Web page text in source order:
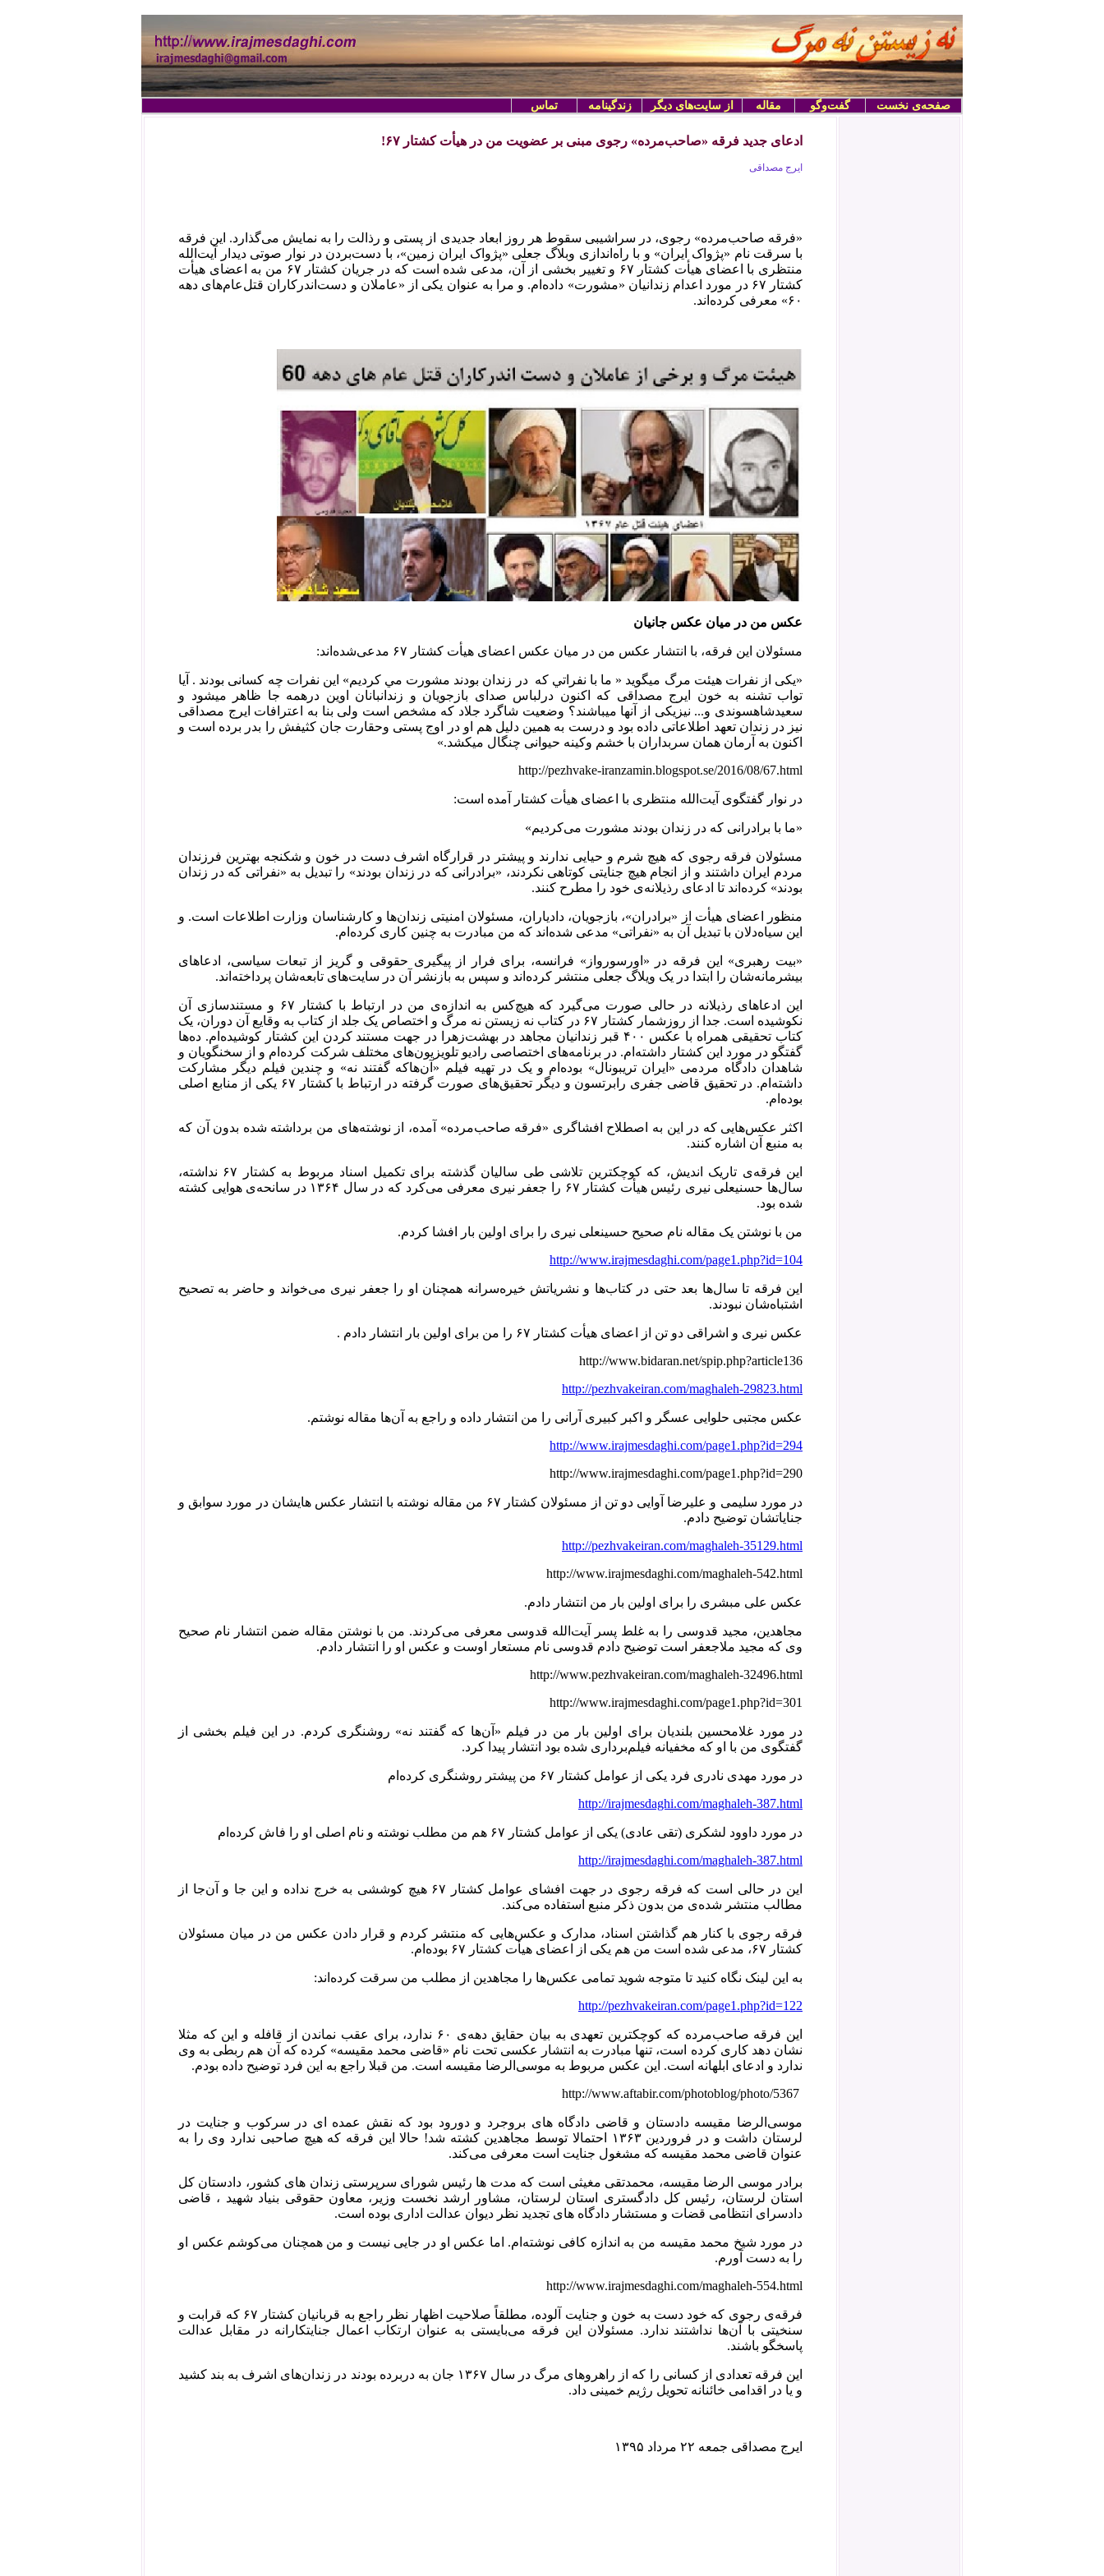
تماس زندگینامه از سایت‌های دیگر مقاله گفت‌وگو صفحه‌ی نخست
ادعای جدید فرقه «صاحب‌مرده» رجوی مبنی بر عضویت من در هیأت کشتار ۶۷!
ایرج مصداقی
«فرقه صاحب‌مرده» رجوی، در سراشیبی سقوط هر روز ابعاد جدیدی از پستی و رذالت را به نمایش می‌گذارد. این فرقه
با سرقت نام «پژواک ایران» و با راه‌اندازی وبلاگ جعلی «پژواک ایران زمین»، با دست‌بردن در نوار صوتی دیدار آیت‌الله
منتظری با اعضای هیأت کشتار ۶۷ و تغییر بخشی از آن، مدعی شده است که در جریان کشتار ۶۷ من به اعضای هیأت
کشتار ۶۷ در مورد اعدام زندانیان «مشورت» داده‌ام. و مرا به عنوان یکی از «عاملان و دست‌اندرکاران قتل‌عام‌های دهه‌
۶۰» معرفی کرده‌اند.
عکس من در میان عکس جانیان
مسئولان این فرقه، با انتشار عکس من در میان عکس اعضای هیأت کشتار ۶۷ مدعی‌شده‌اند:‌
«یکی از نفرات هیئت مرگ میگوید « ما با نفراتي كه در زندان بودند مشورت مي كرديم» این نفرات چه کسانی بودند . آیا
تواب تشنه به خون ایرج مصداقی که اکنون درلباس صدای بازجویان و زندانبانان اوین درهمه جا ظاهر میشود و
سعیدشاهسوندی و... نیزیکی از آنها میباشند؟ وضعیت شاگرد جلاد که مشخص است ولی بنا به اعترافات ایرج مصداقی
نیز در زندان تعهد اطلاعاتی داده بود و درست به همین دلیل هم او در اوج پستی وحقارت جان کثیفش را بدر برده است و
اکنون به آرمان همان سربداران با خشم وکینه حیوانی چنگال میکشد.»
http://pezhvake-iranzamin.blogspot.se/2016/08/67.html
در نوار گفتگوی آیت‌الله منتظری با اعضای هیأت کشتار آمده است:‌
«ما با برادرانی که در زندان بودند مشورت می‌کردیم»
مسئولان فرقه رجوی که هیچ شرم و حیایی ندارند و پیشتر در قرارگاه اشرف دست در خون و شکنجه‌ بهترین فرزندان
مردم ایران داشتند و از انجام هیچ جنایتی کوتاهی نکردند، «برادرانی که در زندان بودند» را تبدیل به «نفراتی که در زندان
بودند» کرده‌اند تا ادعای رذیلانه‌ی خود را مطرح کنند.
منظور اعضای هیأت از «برادران»، بازجویان، دادیاران، مسئولان امنیتی زندان‌ها و کارشناسان وزارت اطلاعات است. و
این سیاه‌دلان با تبدیل آن به «نفراتی» مدعی شده‌اند که من مبادرت به چنین کاری کرده‌ام.
«بیت رهبری» این فرقه در «اورسورواز» فرانسه، برای فرار از پیگیری حقوقی و گریز از تبعات سیاسی، ادعاهای
بیشرمانه‌شان را ابتدا در یک ویلاگ جعلی منتشر کرده‌اند و سپس به بازنشر آن در سایت‌های تابعه‌‌شان پرداخته‌اند.
این ادعاهای رذیلانه در حالی صورت می‌گیرد که هیچ‌کس به اندازه‌ی من در ارتباط با کشتار ۶۷ و مستند‌سازی آن
نکوشیده است. جدا از روزشمار کشتار ۶۷ در کتاب نه زیستن نه مرگ و اختصاص یک جلد از کتاب به وقایع آن دوران، یک
کتاب تحقیقی همراه با عکس ۴۰۰ قبر زندانیان مجاهد در بهشت‌زهرا در جهت مستند کردن این کشتار کوشیده‌ام. ده‌ها
گفتگو در مورد این کشتار داشته‌ام. در برنامه‌‌های اختصاصی رادیو تلویزیون‌های مختلف شرکت کرده‌ام و از سخنگویان و
شاهدان دادگاه مردمی «ایران تریبونال» بوده‌ام و یک در تهیه فیلم «آن‌هاکه گفتند نه» و چندین فیلم دیگر مشارکت
داشته‌ام. در تحقیق قاضی جفری رابرتسون و دیگر تحقیق‌های صورت گرفته در ارتباط با کشتار ۶۷ یکی از منابع اصلی‌
بوده‌ام.
اکثر عکس‌هایی که در این به اصطلاح افشاگری «فرقه صاحب‌مرده» آمده، از نوشته‌های من برداشته شده بدون آن که
به منبع آن اشاره کنند.
این فرقه‌ی تاریک اندیش، که کوچکترین تلاشی طی سالیان گذشته برای تکمیل اسناد مربوط به کشتار ۶۷ نداشته،
سال‌ها حسنیعلی نیری رئیس هیأت کشتار ۶۷ را جعفر نیری معرفی می‌کرد که در سال ۱۳۶۴ در سانحه‌ی هوایی کشته
شده بود.
من با نوشتن یک مقاله نام صحیح حسینعلی نیری را برای اولین بار افشا کردم.
http://www.irajmesdaghi.com/page1.php?id=104
این فرقه تا سال‌ها بعد حتی در کتاب‌ها و نشریاتش خیره‌سرانه همچنان او را جعفر نیری می‌خواند و حاضر به تصحیح
اشتباه‌شان نبودند.
عکس نیری و اشراقی دو تن از اعضای هیأت کشتار ۶۷ را من برای اولین بار انتشار دادم .
http://www.bidaran.net/spip.php?article136
http://pezhvakeiran.com/maghaleh-29823.html
عکس مجتبی حلوایی عسگر و ‌اکبر کبیری آرانی را من انتشار داده و راجع به آن‌ها مقاله نوشتم.
http://www.irajmesdaghi.com/page1.php?id=294
http://www.irajmesdaghi.com/page1.php?id=290
در مورد سلیمی و علیرضا آوایی دو تن از مسئولان کشتار ۶۷ من مقاله نوشته با انتشار عکس هایشان در مورد سوابق و
جنایاتشان توضیح دادم.
http://pezhvakeiran.com/maghaleh-35129.html
http://www.irajmesdaghi.com/maghaleh-542.html
عکس علی مبشری را برای اولین بار من انتشار دادم.
مجاهدین، مجید قدوسی را به غلط پسر آیت‌الله قدوسی معرفی می‌کردند. من با نوشتن مقاله ضمن انتشار نام صحیح
وی که مجید ملاجعفر است توضیح دادم قدوسی نام مستعار اوست و عکس او را انتشار دادم.
http://www.pezhvakeiran.com/maghaleh-32496.html
http://www.irajmesdaghi.com/page1.php?id=301
در مورد غلامحسین بلندیان برای اولین بار من در فیلم «آن‌ها که گفتند نه» روشنگری کردم. در این فیلم بخشی از
گفتگوی من با او که مخفیانه فیلم‌برداری شده بود انتشار پیدا کرد.
در مورد مهدی نادری فرد یکی از عوامل کشتار ۶۷ من پیشتر روشنگری کرده‌ام
http://irajmesdaghi.com/maghaleh-387.html
در مورد داوود لشکری (تقی عادی) یکی از عوامل کشتار ۶۷ هم من مطلب نوشته و نام اصلی او را فاش کرده‌ام
http://irajmesdaghi.com/maghaleh-387.html
این در حالی است که فرقه رجوی در جهت افشای عوامل کشتار ۶۷ هیچ کوششی به خرج نداده و این جا و آن‌جا از
مطالب منتشر شده‌ی من بدون ذکر منبع استفاده می‌کند.
فرقه رجوی با کنار هم گذاشتن اسناد، مدارک و عکس‌هایی که منتشر کردم و قرار دادن عکس من در میان مسئولان
کشتار ۶۷، مدعی‌ شده‌ است من هم یکی از اعضای هیأت کشتار ۶۷ بوده‌ام.
به این لینک نگاه کنید تا متوجه شوید تمامی عکس‌ها را مجاهدین از مطلب من سرقت کرده‌اند:
http://pezhvakeiran.com/page1.php?id=122
این فرقه صاحب‌مرده که کوچکترین تعهدی به بیان حقایق دهه‌ی ۶۰ ندارد، برای عقب نماندن از قافله و این که مثلا
نشان دهد کاری کرده است، تنها مبادرت به انتشار عکسی تحت نام «قاضی محمد مقیسه» کرده که آن هم ربطی به وی
ندارد و ادعای ابلهانه است. این عکس مربوط به موسی‌الرضا مقیسه است. من قبلا راجع به این فرد توضیح داده بودم.
موسی‌الرضا مقیسه دادستان و قاضی دادگاه های بروجرد و دورود بود که نقش عمده ای در سرکوب و جنایت در
لرستان داشت و در فروردین ۱۳۶۳ احتمالا توسط مجاهدین کشته شد! حالا این فرقه که هیچ صاحبی ندارد وی را به
عنوان قاضی محمد مقیسه که مشغول جنایت است معرفی می‌کند.
برادر موسی الرضا مقیسه، محمدتقی مغیثی است که مدت ها رئیس شورای سرپرستی زندان های کشور، دادستان کل
استان لرستان، رئیس کل دادگستری استان لرستان، مشاور ارشد نخست وزیر، معاون حقوقی بنیاد شهید ، قاضی
دادسرای انتظامی قضات و مستشار دادگاه های تجدید نظر دیوان عدالت اداری بوده است.
در مورد شیخ محمد مقیسه من به اندازه کافی نوشته‌ام. اما عکس او در جایی نیست و من همچنان می‌کوشم عکس او
را به دست آورم.
http://www.irajmesdaghi.com/maghaleh-554.html
فرقه‌ی رجوی که خود دست به خون و جنایت آلوده، مطلقاً صلاحیت اظهار نظر راجع به قربانیان کشتار ۶۷ که قرابت و
سنخیتی با آن‌ها نداشتند ندارد. مسئولان این فرقه می‌بایستی به عنوان ارتکاب اعمال جنایتکارانه در مقابل عدالت
پاسخگو باشند.
این فرقه تعدادی از کسانی را که از راهروهای مرگ در سال ۱۳۶۷ جان به دربرده بودند در زندان‌های اشرف به بند کشید
و یا در اقدامی خائنانه تحویل رژیم خمینی داد.
ایرج مصداقی جمعه ۲۲ مرداد ۱۳۹۵